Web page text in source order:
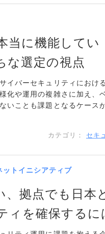
当に機能してい
選定の視点
イバーセキュリティにおけ
化や運用の複雑さに加え、
いことも課題となるケース
カテゴリ： セキ
トイニシアティブ
拠点でも日本
ィを確保するに